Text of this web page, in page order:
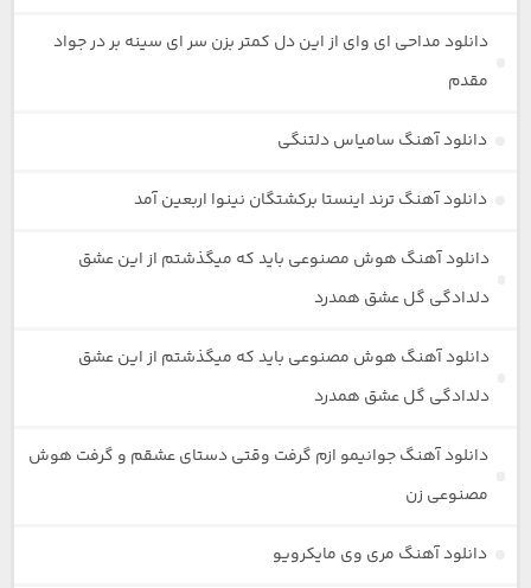
دانلود مداحی ای وای از این دل کمتر بزن سر ای سینه بر در جواد
مقدم
دانلود آهنگ سامیاس دلتنگی
دانلود آهنگ ترند اینستا برکشتگان نینوا اربعین آمد
دانلود آهنگ هوش مصنوعی باید که میگذشتم از این عشق
دلدادگی گل عشق همدرد
دانلود آهنگ هوش مصنوعی باید که میگذشتم از این عشق
دلدادگی گل عشق همدرد
دانلود آهنگ جوانیمو ازم گرفت وقتی دستای عشقم و گرفت هوش
مصنوعی زن
دانلود آهنگ مری وی مایکرویو